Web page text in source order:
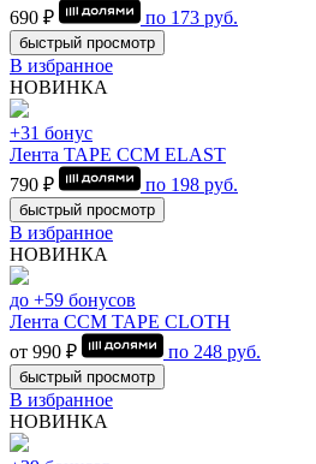
690 ₽
по 173 руб.
быстрый просмотр
В избранное
НОВИНКА
+31 бонус
Лента TAPE CCM ELAST
790 ₽
по 198 руб.
быстрый просмотр
В избранное
НОВИНКА
до +59 бонусов
Лента CCM TAPE CLOTH
от 990 ₽
по 248 руб.
быстрый просмотр
В избранное
НОВИНКА